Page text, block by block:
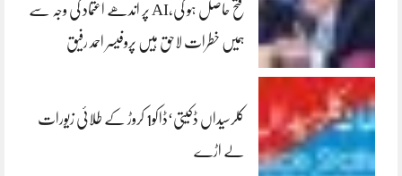
فتح حاصل ہو گی،AI پر اندھے اعتماد کی وجہ سے
ہمیں خطرات لاحق ہیں پروفیسر احمد رفیق
کلرسیداں ڈکیتی‘ڈاکو1 کروڑ کے طلائی زیورات
لے اڑے